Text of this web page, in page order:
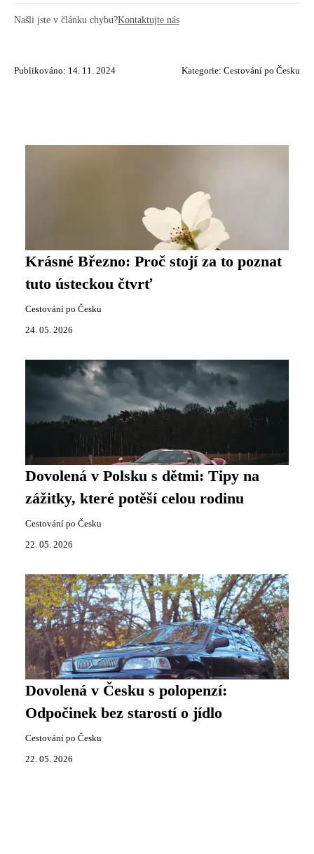
Našli jste v článku chybu?Kontaktujte nás
Publikováno: 14. 11. 2024 Kategorie: Cestování po Česku
Krásné Březno: Proč stojí za to poznat
tuto ústeckou čtvrť
Cestování po Česku
24. 05. 2026
Dovolená v Polsku s dětmi: Tipy na
zážitky, které potěší celou rodinu
Cestování po Česku
22. 05. 2026
Dovolená v Česku s polopenzí:
Odpočinek bez starostí o jídlo
Cestování po Česku
22. 05. 2026